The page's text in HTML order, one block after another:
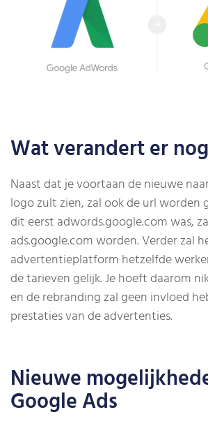
Wat verandert er
Naast dat je voortaan de nieuwe
logo zult zien, zal ook de url worden
dit eerst adwords.google.com was,
ads.google.com worden. Verder zal
advertentieplatform hetzelfde
de tarieven gelijk. Je hoeft daarom
en de rebranding zal geen invloed
prestaties van de advertenties.
Nieuwe
Google Ads